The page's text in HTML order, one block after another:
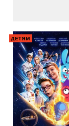
ДЕТЯМ